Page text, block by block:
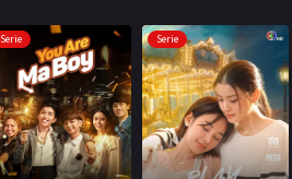
Serie Serie